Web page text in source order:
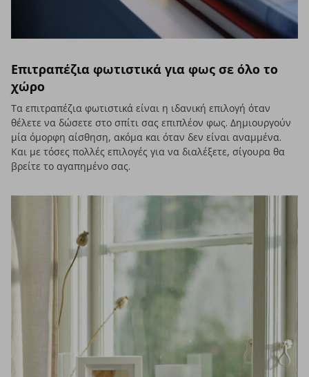
Επιτραπέζια φωτιστικά για φως σε όλο το
χώρο
Τα επιτραπέζια φωτιστικά είναι η ιδανική επιλογή όταν
θέλετε να δώσετε στο σπίτι σας επιπλέον φως. Δημιουργούν
μία όμορφη αίσθηση, ακόμα και όταν δεν είναι αναμμένα.
Και με τόσες πολλές επιλογές για να διαλέξετε, σίγουρα θα
βρείτε το αγαπημένο σας.